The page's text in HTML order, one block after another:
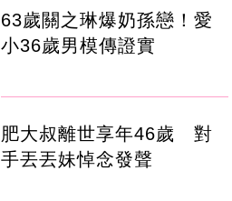
63歲關之琳爆奶孫戀！愛
小36歲男模傳證實
肥大叔離世享年46歲 對
手丟丟妹悼念發聲